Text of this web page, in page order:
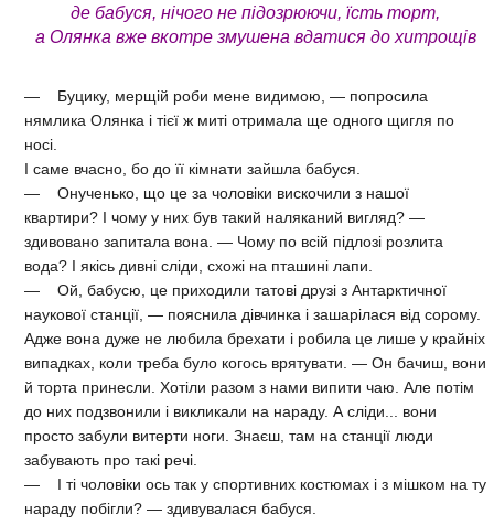
де бабуся, нічого не підозрюючи, їсть торт,
а Олянка вже вкотре змушена вдатися до хитрощів
— Буцику, мерщій роби мене видимою, — попросила
нямлика Олянка і тієї ж миті отримала ще одного щигля по
носі.
І саме вчасно, бо до її кімнати зайшла бабуся.
— Онученько, що це за чоловіки вискочили з нашої
квартири? І чому у них був такий наляканий вигляд? —
здивовано запитала вона. — Чому по всій підлозі розлита
вода? І якісь дивні сліди, схожі на пташині лапи.
— Ой, бабусю, це приходили татові друзі з Антарктичної
наукової станції, — пояснила дівчинка і зашарілася від сорому.
Адже вона дуже не любила брехати і робила це лише у крайніх
випадках, коли треба було когось врятувати. — Он бачиш, вони
й торта принесли. Хотіли разом з нами випити чаю. Але потім
до них подзвонили і викликали на нараду. А сліди... вони
просто забули витерти ноги. Знаєш, там на станції люди
забувають про такі речі.
— І ті чоловіки ось так у спортивних костюмах і з мішком на ту
нараду побігли? — здивувалася бабуся.